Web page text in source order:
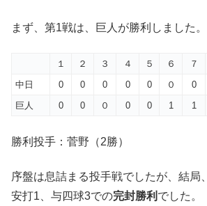
まず、第1戦は、巨人が勝利しました。
１ ２ ３ ４ ５ ６ ７
中日
0 0 0 0 0 ０ 0
巨人
0 0 ０ 0 0 1 1
勝利投手：菅野（2勝）
序盤は息詰まる投手戦でしたが、結局、
安打1、与四球3での完封勝利 でした。